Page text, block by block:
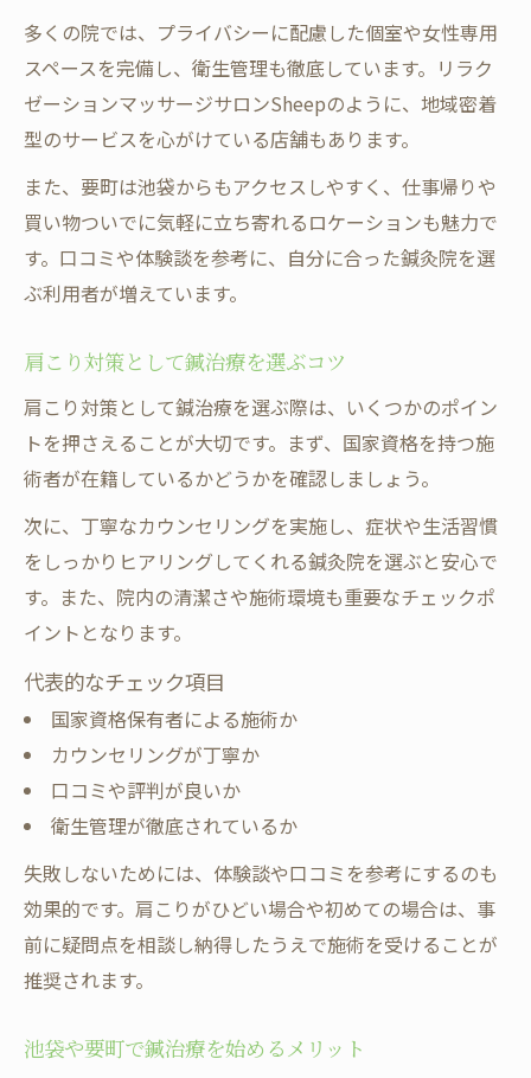
多くの院では、プライバシーに配慮した個室や女性専用
スペースを完備し、衛生管理も徹底しています。リラク
ゼーションマッサージサロンSheepのように、地域密着
型のサービスを心がけている店舗もあります。
また、要町は池袋からもアクセスしやすく、仕事帰りや
買い物ついでに気軽に立ち寄れるロケーションも魅力で
す。口コミや体験談を参考に、自分に合った鍼灸院を選
ぶ利用者が増えています。
肩こり対策として鍼治療を選ぶコツ
肩こり対策として鍼治療を選ぶ際は、いくつかのポイン
トを押さえることが大切です。まず、国家資格を持つ施
術者が在籍しているかどうかを確認しましょう。
次に、丁寧なカウンセリングを実施し、症状や生活習慣
をしっかりヒアリングしてくれる鍼灸院を選ぶと安心で
す。また、院内の清潔さや施術環境も重要なチェックポ
イントとなります。
代表的なチェック項目
国家資格保有者による施術か
カウンセリングが丁寧か
口コミや評判が良いか
衛生管理が徹底されているか
失敗しないためには、体験談や口コミを参考にするのも
効果的です。肩こりがひどい場合や初めての場合は、事
前に疑問点を相談し納得したうえで施術を受けることが
推奨されます。
池袋や要町で鍼治療を始めるメリット